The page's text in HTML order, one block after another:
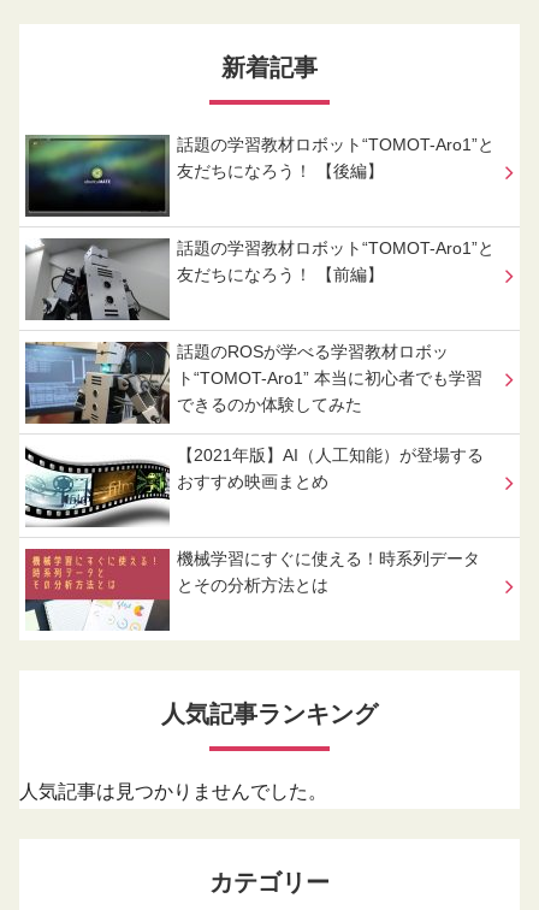
新着記事
話題の学習教材ロボット“TOMOT-Aro1”と
友だちになろう！ 【後編】
話題の学習教材ロボット“TOMOT-Aro1”と
友だちになろう！ 【前編】
話題のROSが学べる学習教材ロボッ
ト“TOMOT-Aro1” 本当に初心者でも学習
できるのか体験してみた
【2021年版】AI（人工知能）が登場する
おすすめ映画まとめ
機械学習にすぐに使える！時系列データ
とその分析方法とは
人気記事ランキング
人気記事は見つかりませんでした。
カテゴリー